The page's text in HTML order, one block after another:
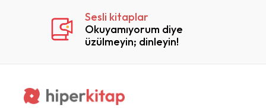
Sesli kitaplar
Okuyamıyorum diye
üzülmeyin; dinleyin!